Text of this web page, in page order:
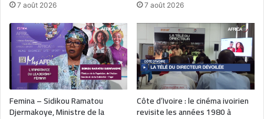
7 août 2026 7 août 2026
Femina – Sidikou Ramatou
Djermakoye, Ministre de la
Côte d’Ivoire : le cinéma ivoirien
revisite les années 1980 à